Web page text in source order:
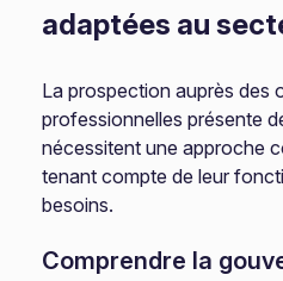
adaptées au
La prospection auprès des
professionnelles présente
nécessitent une approche
tenant compte de leur
besoins.
Comprendre la